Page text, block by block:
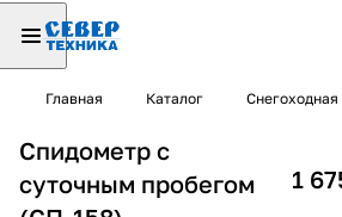
Главная Каталог
Спидометр с
суточным пробегом
1